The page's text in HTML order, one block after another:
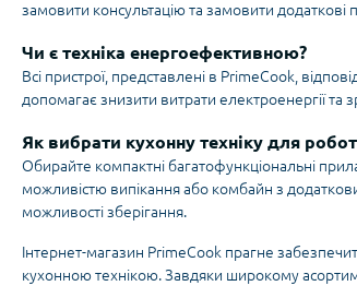
замовити консультацію та замовити додаткові
Чи є техніка енергоефективною?
Всі пристрої, представлені в PrimeCook,
допомагає знизити витрати електроенергії
Як вибрати кухонну техніку для
Обирайте компактні багатофункціональні
можливістю випікання або комбайн з
можливості зберігання.
Інтернет-магазин PrimeCook прагне
кухонною технікою. Завдяки широкому